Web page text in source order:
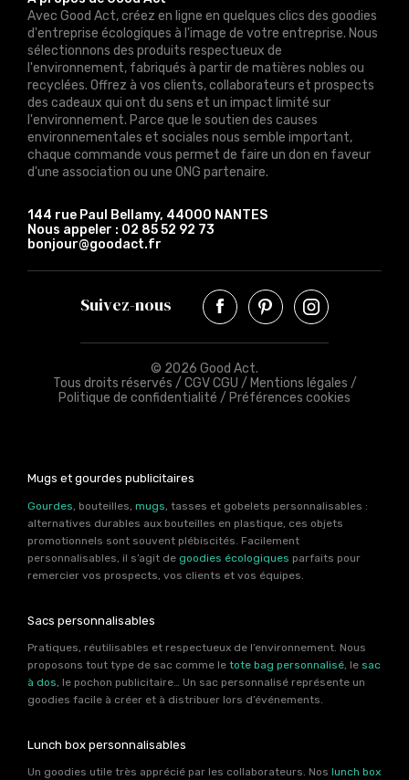
Avec Good Act, créez en ligne en quelques clics des goodies
d'entreprise écologiques à l'image de votre entreprise. Nous
sélectionnons des produits respectueux de
l'environnement, fabriqués à partir de matières nobles ou
recyclées. Offrez à vos clients, collaborateurs et prospects
des cadeaux qui ont du sens et un impact limité sur
l'environnement. Parce que le soutien des causes
environnementales et sociales nous semble important,
chaque commande vous permet de faire un don en faveur
d'une association ou une ONG partenaire.
144 rue Paul Bellamy, 44000 NANTES
Nous appeler : 02 85 52 92 73
bonjour@goodact.fr
Suivez-nous
© 2026 Good Act.
Tous droits réservés / CGV CGU / Mentions légales /
Politique de confidentialité / Préférences cookies
Mugs et gourdes publicitaires
Gourdes , bouteilles, mugs , tasses et gobelets personnalisables :
alternatives durables aux bouteilles en plastique, ces objets
promotionnels sont souvent plébiscités. Facilement
personnalisables, il s’agit de goodies écologiques parfaits pour
remercier vos prospects, vos clients et vos équipes.
Sacs personnalisables
Pratiques, réutilisables et respectueux de l’environnement. Nous
proposons tout type de sac comme le tote bag personnalisé, le sac
à dos, le pochon publicitaire… Un sac personnalisé représente un
goodies facile à créer et à distribuer lors d’événements.
Lunch box personnalisables
Un goodies utile très apprécié par les collaborateurs. Nos lunch box